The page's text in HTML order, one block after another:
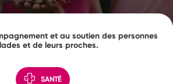
et au soutien des personnes
et de leurs proches.
SANTÉ